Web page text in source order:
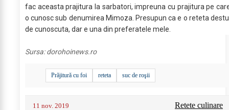
fac aceasta prajitura la sarbatori, impreuna cu prajitura pe
o cunosc sub denumirea Mimoza. Presupun ca e o reteta
de cunoscuta, dar e una din preferatele mele.
Sursa:dorohoinews.ro
Prăjitură cu foi reteta suc de roşii
11 nov. 2019 Retete culinare